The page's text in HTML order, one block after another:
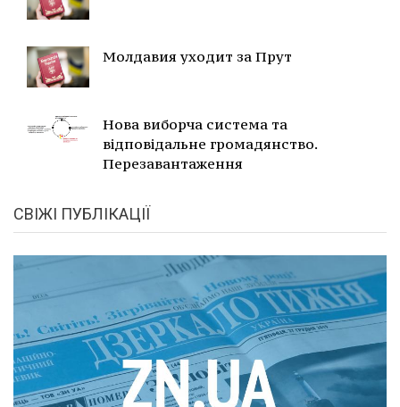
Молдавия уходит за Прут
Нова виборча система та
відповідальне громадянство.
Перезавантаження
СВІЖІ ПУБЛІКАЦІЇ